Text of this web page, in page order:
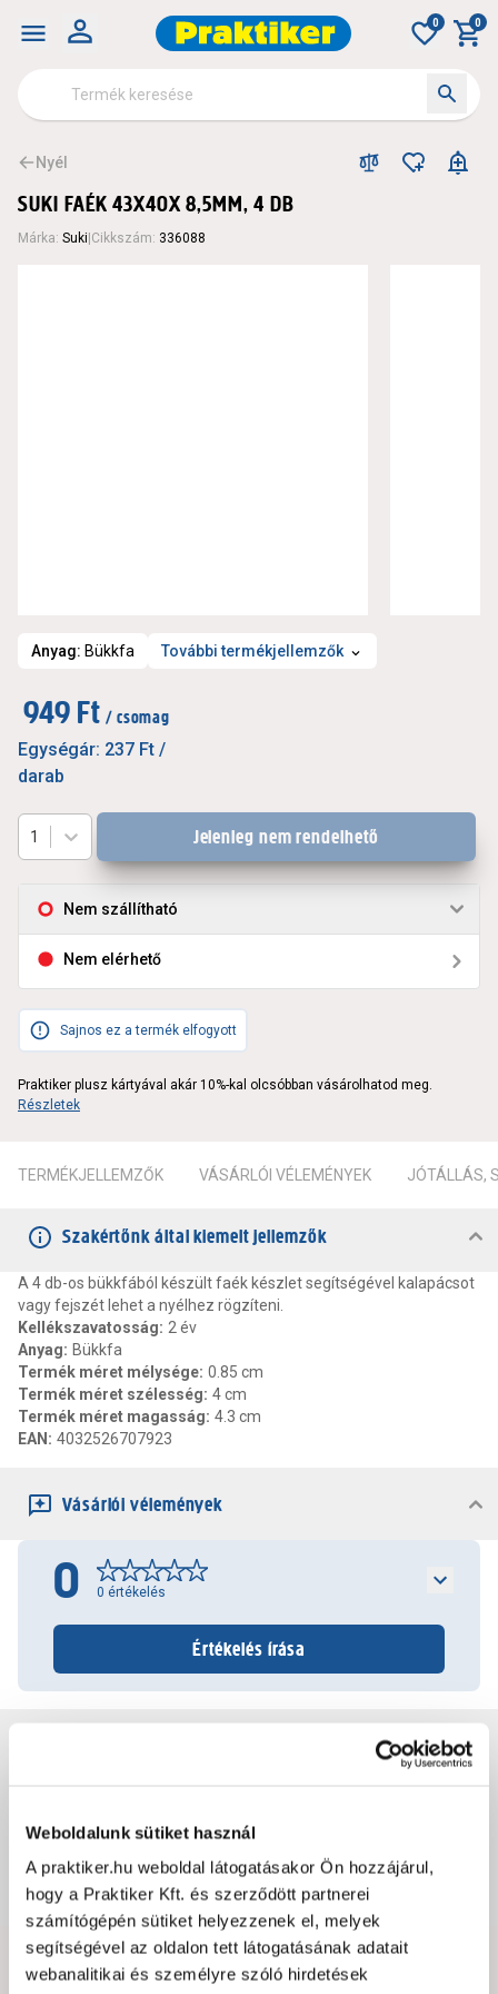
Weboldalunk sütiket használ
A praktiker.hu weboldal látogatásakor Ön hozzájárul,
hogy a Praktiker Kft. és szerződött partnerei
számítógépén sütiket helyezzenek el, melyek
segítségével az oldalon tett látogatásának adatait
webanalitikai és személyre szóló hirdetések
0 0
Nyél
SUKI FAÉK 43X40X 8,5MM, 4 DB
Márka: Suki Cikkszám: 336088
Anyag: Bükkfa További termékjellemzők
949 Ft / csomag
Egységár: 237 Ft /
darab
Nem szállítható
Nem elérhető
1 Jelenleg nem rendelhető
Sajnos ez a termék elfogyott
Praktiker plusz kártyával akár 10%-kal olcsóbban vásárolhatod meg.
Részletek
TERMÉKJELLEMZŐK VÁSÁRLÓI VÉLEMÉNYEK JÓTÁLLÁS,
Szakértőnk által kiemelt jellemzők
A 4 db-os bükkfából készült faék készlet segítségével kalapácsot
vagy fejszét lehet a nyélhez rögzíteni.
Kellékszavatosság: 2 év
Anyag: Bükkfa
Termék méret mélysége: 0.85 cm
Termék méret szélesség: 4 cm
Termék méret magasság: 4.3 cm
EAN : 4032526707923
Vásárlói vélemények
0 0 értékelés
Értékelés írása
Dokumentumok, felelős személy
Hibát találtál az oldalon vagy a termék leírásában?